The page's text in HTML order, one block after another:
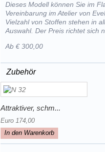
Dieses Modell können Sie im
Vereinbarung im Atelier von
Vielzahl von Stoffen stehen in
Auswahl. Der Preis richtet sich
Ab € 300,00
Zubehör
Attraktiver, schm...
Euro 174,00
In den Warenkorb